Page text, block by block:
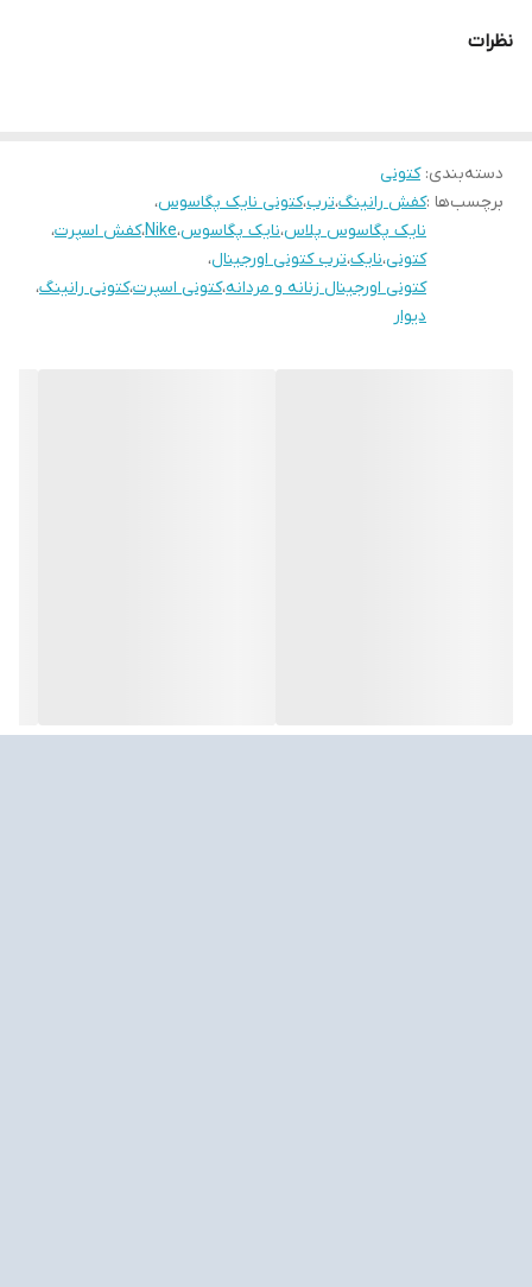
نظرات
دسته‌بندی:کتونی
برچسب‌ها :کفش رانینگ،ترب،کتونی نایک پگاسوس،
نایک پگاسوس پلاس،نایک پگاسوس،Nike،کفش اسپرت،
کتونی،نایک،ترب کتونی اورجینال،
کتونی اورجینال زنانه و مردانه،کتونی اسپرت،کتونی رانینگ،
دیوار